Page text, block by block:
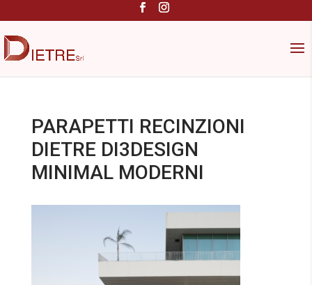
PARAPETTI RECINZIONI
DIETRE DI3DESIGN
MINIMAL MODERNI